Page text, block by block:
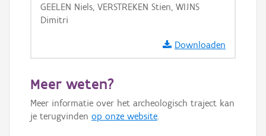
GRB-Basiskaart
GEELEN Niels, VERSTREKEN Stien, WIJNS
Dimitri
Downloaden
Meer weten?
Meer informatie over het archeologisch traject kan
je terugvinden op onze website.